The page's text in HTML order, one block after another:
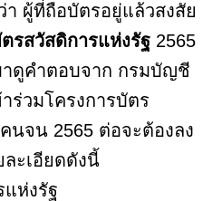
า ผู้ที่ถือบัตรอยู่แล้วสงสัย
รสวัสดิการแห่งรัฐ 2565
ดูคำตอบจาก กรมบัญชี
ร่วมโครงการบัตร
นจน 2565 ต่อจะต้องลง
ะเอียดดังนี้
ห่งรัฐ